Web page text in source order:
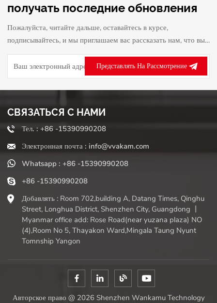
получать последние обновления
Пожалуйста, читайте дальше, оставайтесь в курсе,
подписывайтесь, и мы приглашаем вас рассказать нам, что вы
думаете.
Представлять На Рассмотрение
СВЯЗАТЬСЯ С НАМИ
Тел. : +86 -15390990208
Электронная почта : info@vvakam.com
Whatsapp : +86 -15390990208
+86 -15390990208
Добавлять : Room 702,building A, Datang Times, Qinghu
Street, Longhua District, Shenzhen City, Guangdong 丨
Myanmar office add: Rose Road(near yuzana plaza) NO
(4),Room No 5, Thayakon Ward,Mingala Taung Nyunt
Tomnship Yangon
Авторское право @ 2026 Shenzhen Wankamu Technology